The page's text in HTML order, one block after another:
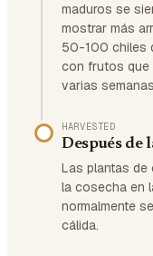
maduros se
mostrar más
50-100 chiles
con frutos que
varias
HARVESTED
Después de
Las plantas de
la cosecha en
normalmente
cálida.